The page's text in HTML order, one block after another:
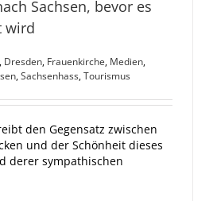
Sachsen, bevor es
wird
, Dresden, Frauenkirche, Medien,
,Sachsenhass,Tourismus
den Gegensatz zwischen
und der Schönheit dieses
derer sympathischen